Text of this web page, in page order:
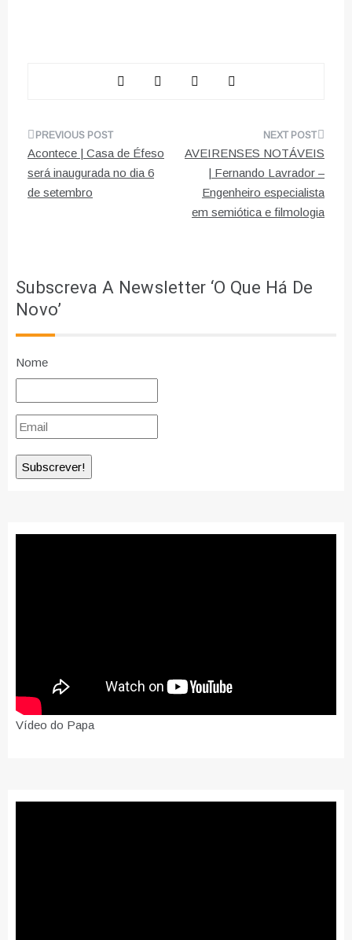
Navegação
de
artigos
Acontece | Casa de Éfeso
será inaugurada no dia 6
de setembro
AVEIRENSES NOTÁVEIS
| Fernando Lavrador –
Engenheiro especialista
em semiótica e filmologia
Subscreva A Newsletter ‘O Que Há De
Novo’
Nome
Vídeo do Papa